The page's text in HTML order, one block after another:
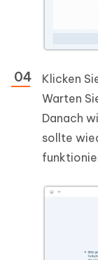
Klicken
Warten
Danach
sollte